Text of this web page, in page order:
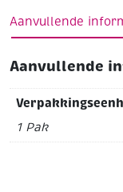
Aanvullende
Aanvullende
1 Pak